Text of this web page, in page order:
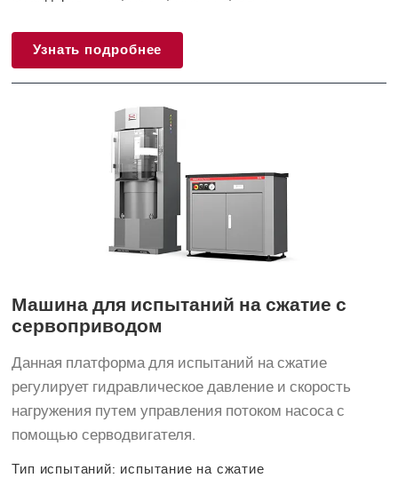
Узнать подробнее
Машина для испытаний на сжатие с
сервоприводом
Данная платформа для испытаний на сжатие
регулирует гидравлическое давление и скорость
нагружения путем управления потоком насоса с
помощью серводвигателя.
Тип испытаний: испытание на сжатие